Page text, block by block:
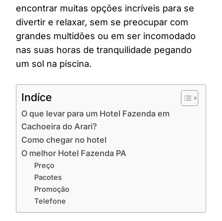
encontrar muitas opções incríveis para se
divertir e relaxar, sem se preocupar com
grandes multidões ou em ser incomodado
nas suas horas de tranquilidade pegando
um sol na piscina.
Indíce
O que levar para um Hotel Fazenda em
Cachoeira do Arari?
Como chegar no hotel
O melhor Hotel Fazenda PA
Preço
Pacotes
Promoção
Telefone